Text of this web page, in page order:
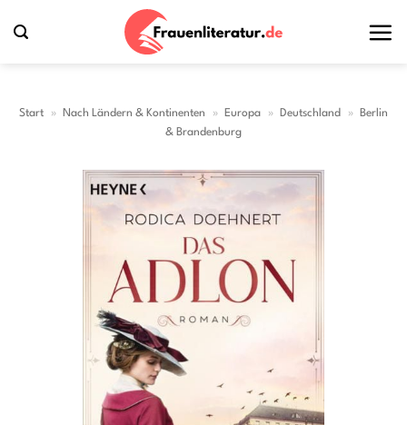
Inhalt
Start » Nach Ländern & Kontinenten » Europa » Deutschland »
Berlin
& Brandenburg